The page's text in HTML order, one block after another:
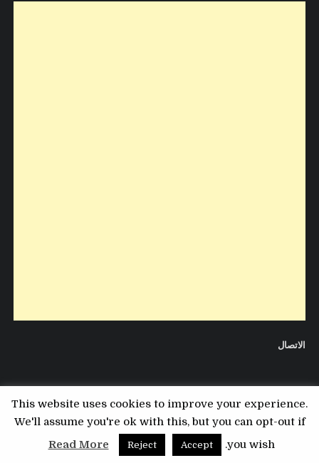
الاتصال
Copyright © 2026 مدونة التقني
Design by ThemesDNA.com
This website uses cookies to improve your experience.
We'll assume you're ok with this, but you can opt-out if
you wish.
Accept
Reject
Read More